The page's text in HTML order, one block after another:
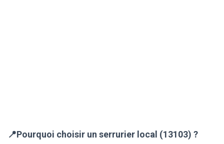
📍Pourquoi choisir un serrurier local (13103) ?